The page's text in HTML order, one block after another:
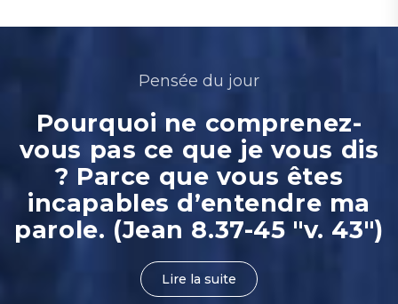
Pensée du jour
Pourquoi ne comprenez-
vous pas ce que je vous dis
? Parce que vous êtes
incapables d’entendre ma
parole. (Jean 8.37-45 "v. 43")
Lire la suite